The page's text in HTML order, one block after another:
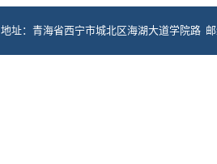
地址：青海省西宁市城北区海湖大道学院路